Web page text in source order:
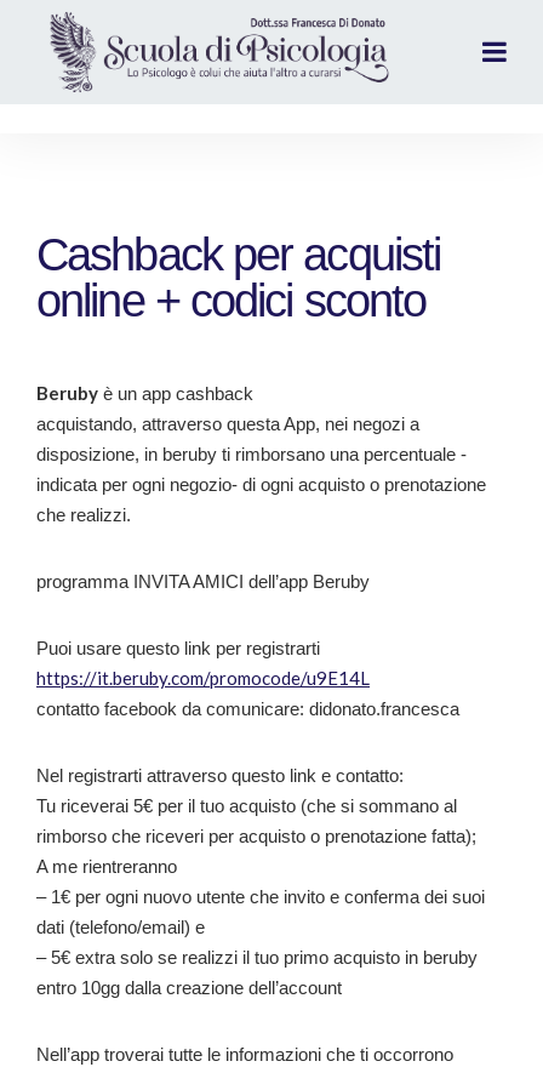
Cashback per acquisti
online + codici sconto
Beruby è un app cashback
acquistando, attraverso questa App, nei negozi a
disposizione, in beruby ti rimborsano una percentuale -
indicata per ogni negozio- di ogni acquisto o prenotazione
che realizzi.
programma INVITA AMICI dell’app Beruby
Puoi usare questo link per registrarti
https://it.beruby.com/promocode/u9E14L
contatto facebook da comunicare: didonato.francesca
Nel registrarti attraverso questo link e contatto:
Tu riceverai 5€ per il tuo acquisto (che si sommano al
rimborso che riceveri per acquisto o prenotazione fatta);
A me rientreranno
– 1€ per ogni nuovo utente che invito e conferma dei suoi
dati (telefono/email) e
– 5€ extra solo se realizzi il tuo primo acquisto in beruby
entro 10gg dalla creazione dell’account
Nell’app troverai tutte le informazioni che ti occorrono